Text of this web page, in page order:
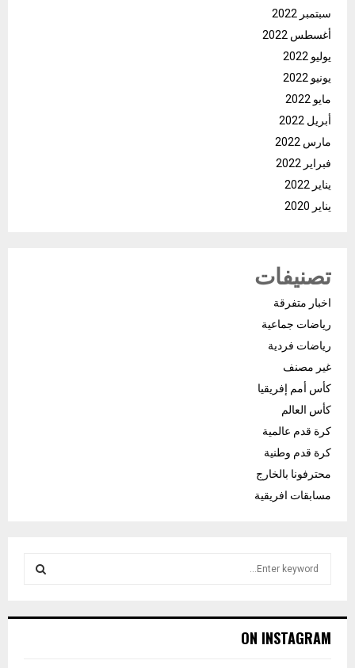
سبتمبر 2022
أغسطس 2022
يوليو 2022
يونيو 2022
مايو 2022
أبريل 2022
مارس 2022
فبراير 2022
يناير 2022
يناير 2020
تصنيفات
اخبار متفرقة
رياضات جماعية
رياضات فردية
غير مصنف
كأس أمم إفريقيا
كأس العالم
كرة قدم عالمية
كرة قدم وطنية
محترفونا بالخارج
مسابقات افريقية
h
ON INSTAGRAM